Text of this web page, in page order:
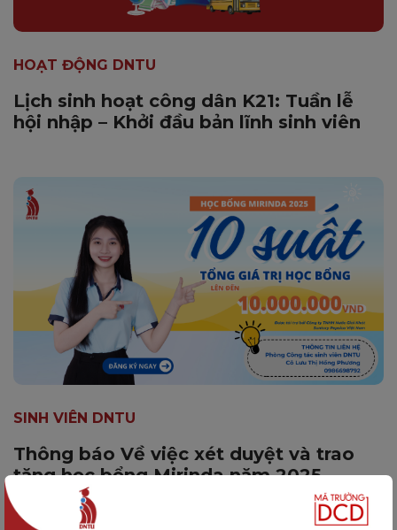
HOẠT ĐỘNG DNTU
Lịch sinh hoạt công dân K21: Tuần lễ
hội nhập – Khởi đầu bản lĩnh sinh viên
SINH VIÊN DNTU
Thông báo Về việc xét duyệt và trao
tặng học bổng Mirinda năm 2025